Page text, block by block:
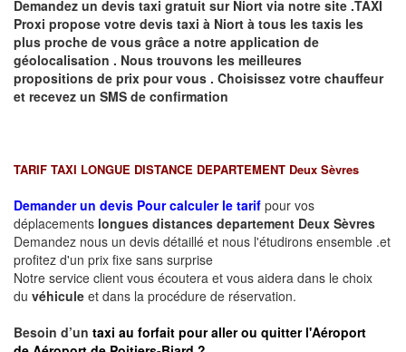
Demandez un devis taxi gratuit sur Niort via notre site .TAXI
Proxi propose votre devis taxi à Niort à tous les taxis les
plus proche de vous grâce a notre application de
géolocalisation . Nous trouvons les meilleures
propositions de prix pour vous . Choisissez votre chauffeur
et recevez un SMS de confirmation
TARIF TAXI LONGUE DISTANCE DEPARTEMENT Deux Sèvres
Demander un devis Pour calculer le tarif pour vos
déplacements longues distances departement Deux Sèvres
Demandez nous un devis détaillé et nous l'étudirons ensemble .et
profitez d'un prix fixe sans surprise
Notre service client vous écoutera et vous aidera dans le choix
du véhicule et dans la procédure de réservation.
Besoin d’un taxi au forfait pour aller ou quitter l'Aéroport